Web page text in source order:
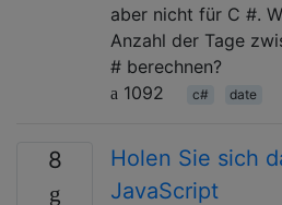
aber nicht für C #.
Anzahl der Tage
# berechnen?
1092
c# date
8
Holen Sie sich
JavaScript